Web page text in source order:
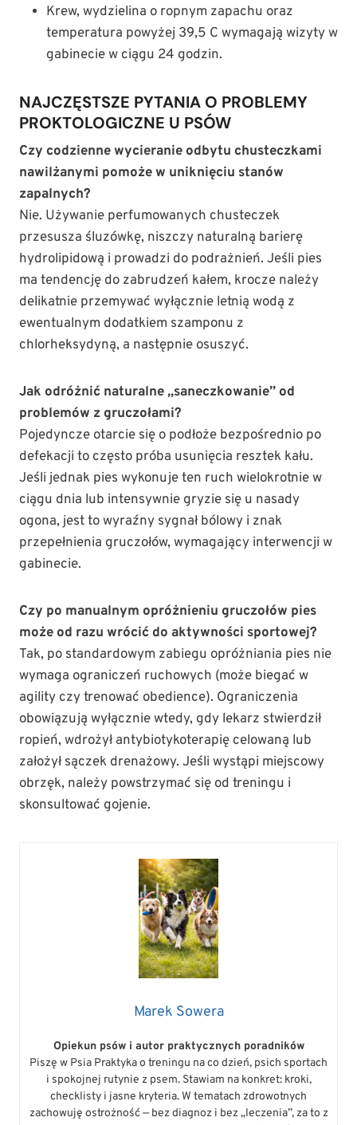
Krew, wydzielina o ropnym zapachu oraz
temperatura powyżej 39,5 C wymagają wizyty w
gabinecie w ciągu 24 godzin.
NAJCZĘSTSZE PYTANIA O PROBLEMY
PROKTOLOGICZNE U PSÓW
Czy codzienne wycieranie odbytu chusteczkami
nawilżanymi pomoże w uniknięciu stanów
zapalnych?
Nie. Używanie perfumowanych chusteczek
przesusza śluzówkę, niszczy naturalną barierę
hydrolipidową i prowadzi do podrażnień. Jeśli pies
ma tendencję do zabrudzeń kałem, krocze należy
delikatnie przemywać wyłącznie letnią wodą z
ewentualnym dodatkiem szamponu z
chlorheksydyną, a następnie osuszyć.
Jak odróżnić naturalne „saneczkowanie” od
problemów z gruczołami?
Pojedyncze otarcie się o podłoże bezpośrednio po
defekacji to często próba usunięcia resztek kału.
Jeśli jednak pies wykonuje ten ruch wielokrotnie w
ciągu dnia lub intensywnie gryzie się u nasady
ogona, jest to wyraźny sygnał bólowy i znak
przepełnienia gruczołów, wymagający interwencji w
gabinecie.
Czy po manualnym opróżnieniu gruczołów pies
może od razu wrócić do aktywności sportowej?
Tak, po standardowym zabiegu opróżniania pies nie
wymaga ograniczeń ruchowych (może biegać w
agility czy trenować obedience). Ograniczenia
obowiązują wyłącznie wtedy, gdy lekarz stwierdził
ropień, wdrożył antybiotykoterapię celowaną lub
założył sączek drenażowy. Jeśli wystąpi miejscowy
obrzęk, należy powstrzymać się od treningu i
skonsultować gojenie.
Marek Sowera
Opiekun psów i autor praktycznych poradników
Piszę w Psia Praktyka o treningu na co dzień, psich sportach
i spokojnej rutynie z psem. Stawiam na konkret: kroki,
checklisty i jasne kryteria. W tematach zdrowotnych
zachowuję ostrożność — bez diagnoz i bez „leczenia”, za to z